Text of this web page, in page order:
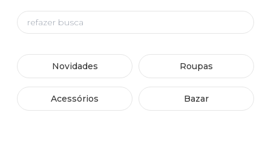
Novidades Roupas
Acessórios Bazar